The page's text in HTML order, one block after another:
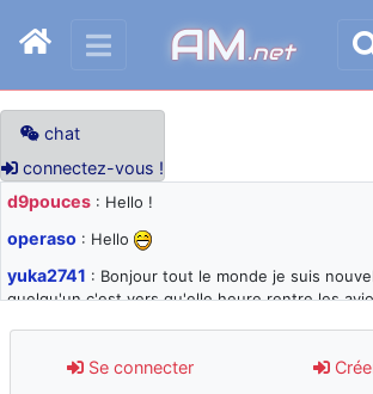
AM.net
chat
connectez-vous !
d9pouces : Hello !
operaso : Hello
yuka2741 : Bonjour tout le monde je suis
quelqu'un c'est vers qu'elle heure rentre les
d9pouces: désolé pour les quelques blocages
jours : je teste des méthodes contre le spam et
Se connecter